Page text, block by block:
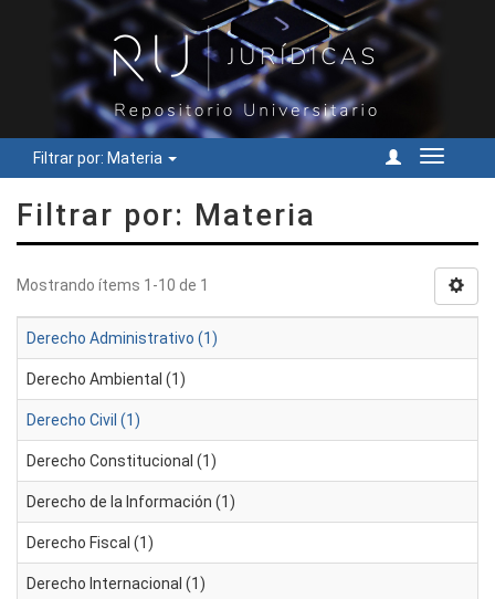
Filtrar por: Materia
Cambiar
Filtrar por: Materia
Mostrando ítems 1-10 de 1
Derecho Administrativo (1)
Derecho Ambiental (1)
Derecho Civil (1)
Derecho Constitucional (1)
Derecho de la Información (1)
Derecho Fiscal (1)
Derecho Internacional (1)